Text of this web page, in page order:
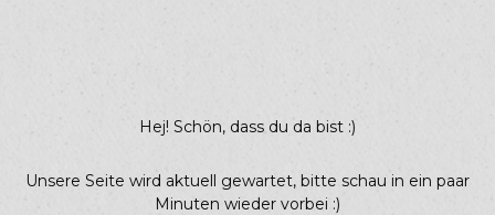
Hej! Schön, dass du da bist :)
Unsere Seite wird aktuell gewartet, bitte schau in ein paar
Minuten wieder vorbei :)